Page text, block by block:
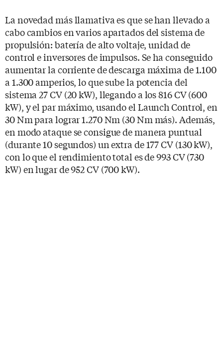
La novedad más llamativa es que se han llevado a
cabo cambios en varios apartados del sistema de
propulsión: batería de alto voltaje, unidad de
control e inversores de impulsos. Se ha conseguido
aumentar la corriente de descarga máxima de 1.100
a 1.300 amperios, lo que sube la potencia del
sistema 27 CV (20 kW), llegando a los 816 CV (600
kW), y el par máximo, usando el Launch Control, en
30 Nm para lograr 1.270 Nm (30 Nm más). Además,
en modo ataque se consigue de manera puntual
(durante 10 segundos) un extra de 177 CV (130 kW),
con lo que el rendimiento total es de 993 CV (730
kW) en lugar de 952 CV (700 kW).